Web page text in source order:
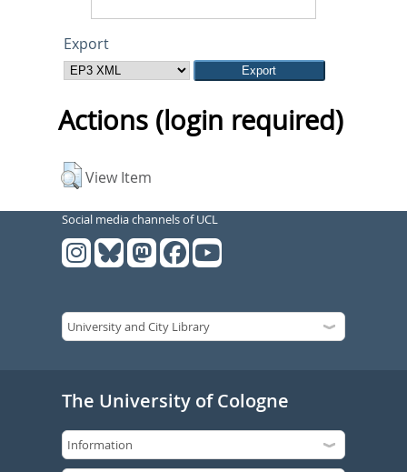
Export
Actions (login required)
View Item
Social media channels of UCL
The University of Cologne